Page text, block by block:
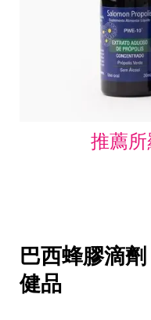
推薦
巴西蜂膠滴
健品